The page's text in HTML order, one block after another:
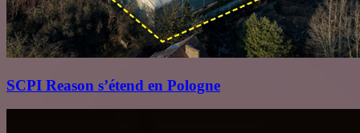
SCPI Reason s’étend en Pologne